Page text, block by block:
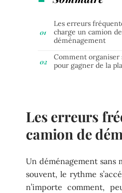
Les erreurs
charge un camion de
déménagement
Comment organiser
pour gagner de la
Les erreurs
camion de
Un déménagement sans
souvent, le rythme
n’importe comment,